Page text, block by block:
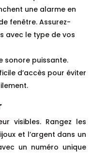
une alarme en
fenêtre. Assurez-
avec le type de vos
sonore puissante.
d’accès pour éviter
visibles. Rangez les
et l’argent dans un
un numéro unique